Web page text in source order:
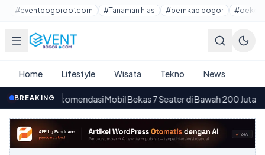
Lewati ke konten utama
#eventbogordotcom #Tanaman hias #pemkab bogor
Home Lifestyle Wisata Tekno News
BREAKING
12.5510 Rekomendasi Mobil Bekas 7 Seater di Bawah 200 Juta ·